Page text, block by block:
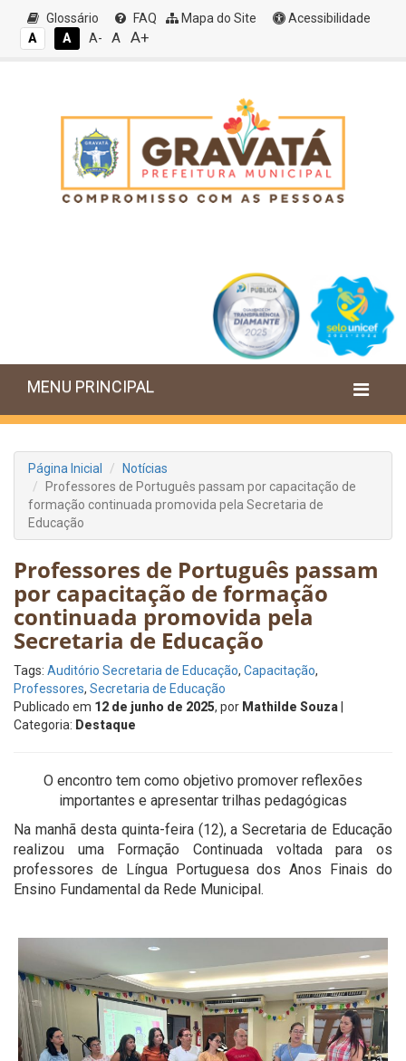
Glossário FAQ Mapa do Site
Acessibilidade
A
A A- A A+
MENU PRINCIPAL
Página Inicial
Notícias
Professores de Português passam por capacitação de
formação continuada promovida pela Secretaria de
Educação
Professores de Português passam
por capacitação de formação
continuada promovida pela
Secretaria de Educação
Tags: Auditório Secretaria de Educação, Capacitação,
Professores, Secretaria de Educação
Publicado em 12 de junho de 2025, por Mathilde Souza
Categoria: Destaque
O encontro tem como objetivo promover reflexões
importantes e apresentar trilhas pedagógicas
Na manhã desta quinta-feira (12), a Secretaria de Educação
realizou uma Formação Continuada voltada para os
professores de Língua Portuguesa dos Anos Finais do
Ensino Fundamental da Rede Municipal.